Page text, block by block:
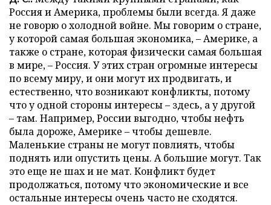
Россия и Америка, проблемы были всегда. Я даже
не говорю о холодной войне. Мы говорим о стране,
у которой самая большая экономика, – Америке, а
также о стране, которая физически самая большая
в мире, – Россия. У этих стран огромные интересы
по всему миру, и они могут их продвигать, и
естественно, что возникают конфликты, потому
что у одной стороны интересы – здесь, а у другой
– там. Например, России выгодно, чтобы нефть
была дороже, Америке – чтобы дешевле.
Маленькие страны не могут повлиять, чтобы
поднять или опустить цены. А большие могут. Так
это еще не шах и не мат. Конфликт будет
продолжаться, потому что экономические и все
остальные интересы очень часто не сходятся.